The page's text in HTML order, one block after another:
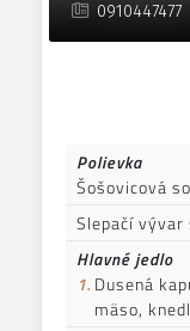
0910447477
Polievka
Šošovicová
Slepačí vývar
Hlavné jedlo
1. Dusená
mäso,